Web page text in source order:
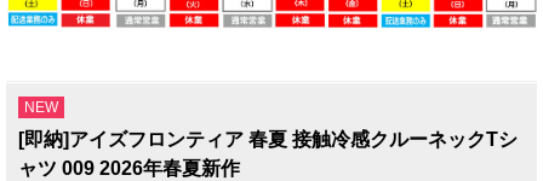
NEW
[即納]アイズフロンティア 春夏 接触冷感クルーネックTシ
ャツ 009 2026年春夏新作